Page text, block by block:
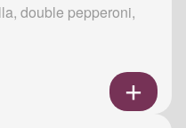
double pepperoni,